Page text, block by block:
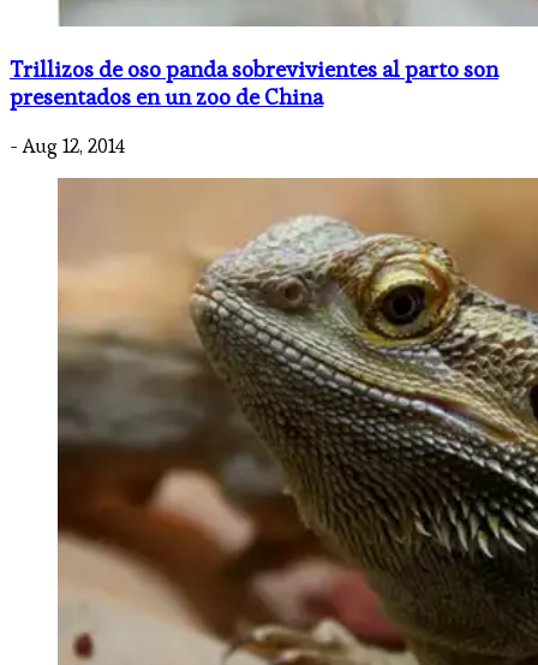
Trillizos de oso panda sobrevivientes al parto son
presentados en un zoo de China
- Aug 12, 2014